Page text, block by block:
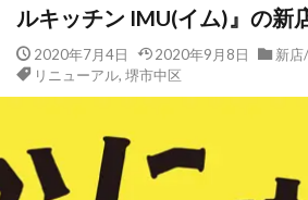
ルキッチン IMU(イム)』の新
2020年7月4日 2020年9月8日
新店
リニューアル, 堺市中区